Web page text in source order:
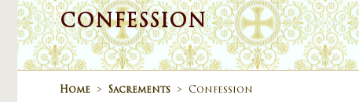
CONFESSION
Home > Sacrements > Confession